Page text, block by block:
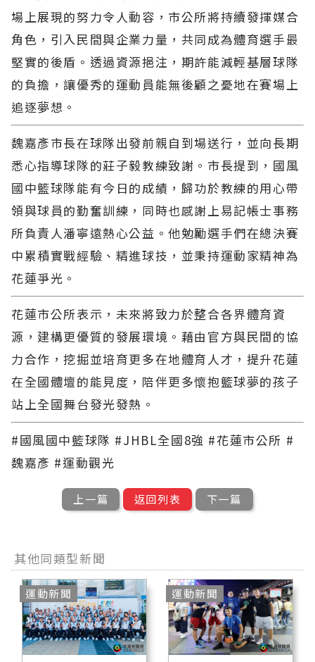
場上展現的努力令人動容，市公所將持續發揮媒合
角色，引入民間與企業力量，共同成為體育選手最
堅實的後盾。透過資源挹注，期許能減輕基層球隊
的負擔，讓優秀的運動員能無後顧之憂地在賽場上
追逐夢想。
魏嘉彥市長在球隊出發前親自到場送行，並向長期
悉心指導球隊的莊子毅教練致謝。市長提到，國風
國中籃球隊能有今日的成績，歸功於教練的用心帶
領與球員的勤奮訓練，同時也感謝上易記帳士事務
所負責人潘寧遠熱心公益。他勉勵選手們在總決賽
中累積實戰經驗、精進球技，並秉持運動家精神為
花蓮爭光。
花蓮市公所表示，未來將致力於整合各界體育資
源，建構更優質的發展環境。藉由官方與民間的協
力合作，挖掘並培育更多在地體育人才，提升花蓮
在全國體壇的能見度，陪伴更多懷抱籃球夢的孩子
站上全國舞台發光發熱。
#國風國中籃球隊 #JHBL全國8強 #花蓮市公所 #
魏嘉彥 #運動觀光
上一篇 返回列表 下一篇
其他同類型新聞
運動新聞 運動新聞